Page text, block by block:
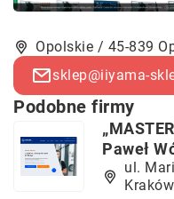
Opolskie / 45-839
sklep@iiyama-
Podobne firmy
Paweł
ul.
Kraków